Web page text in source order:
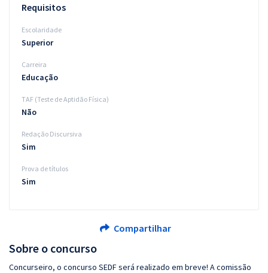
Sobre o concurso
Concurseiro, o concurso SEDF será realizado em breve! A comissão
Requisitos
Escolaridade
Superior
Carreira
Educação
TAF (Teste de Aptidão Física)
Não
Redação Discursiva
Sim
Prova de títulos
Sim
Compartilhar